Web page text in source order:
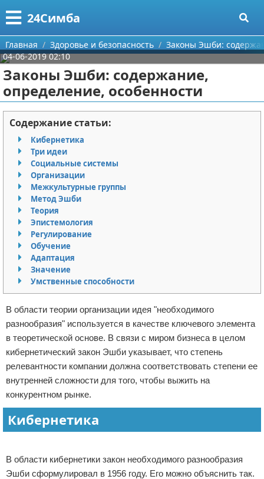
24Симба
Меню
Главная
Категории
Государство и право
Причинение вреда
Иммиграция
Здоровье и безопасность
Авторские права
Поиск
О проекте
Контакты
Сотрудничество
Размещение рекламы
Для правообладателей
Условия предоставления информации
Отказ от ответственности
Главная Здоровье и безопасность
Законы Эшби:
04-06-2019 02:10
Законы Эшби: содержание,
определение, особенности
Содержание статьи:
Кибернетика
Три идеи
Социальные системы
Организации
Межкультурные группы
Метод Эшби
Теория
Эпистемология
Регулирование
Обучение
Адаптация
Значение
Умственные способности
В области теории организации идея "необходимого
разнообразия" используется в качестве ключевого элемента
в теоретической основе. В связи с миром бизнеса в целом
кибернетический закон Эшби указывает, что степень
релевантности компании должна соответствовать степени ее
внутренней сложности для того, чтобы выжить на
конкурентном рынке.
Кибернетика
В области кибернетики закон необходимого разнообразия
Эшби сформулировал в 1956 году. Его можно объяснить так.